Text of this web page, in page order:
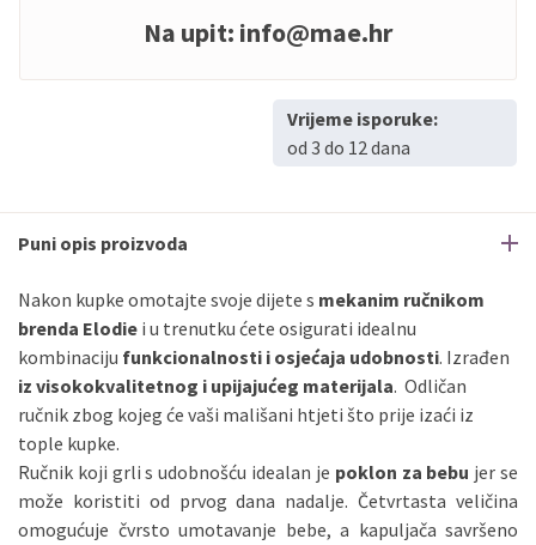
Na upit: info@mae.hr
Vrijeme isporuke:
od 3 do 12 dana
Puni opis proizvoda
Nakon kupke omotajte svoje dijete s mekanim ručnikom
brenda Elodie i u trenutku ćete osigurati idealnu
kombinaciju funkcionalnosti i osjećaja udobnosti. Izrađen
iz visokokvalitetnog i upijajućeg materijala. Odličan
ručnik zbog kojeg će vaši mališani htjeti što prije izaći iz
tople kupke.
Ručnik koji grli s udobnošću idealan je poklon za bebu jer se
može koristiti od prvog dana nadalje. Četvrtasta veličina
omogućuje čvrsto umotavanje bebe, a kapuljača savršeno